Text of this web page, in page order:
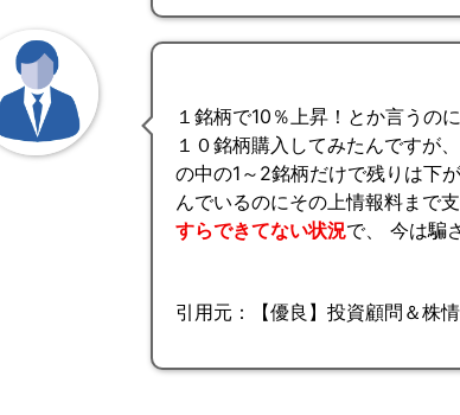
１銘柄で10％上昇！とか言うの
１０銘柄購入してみたんですが
の中の1～2銘柄だけで残りは下
んでいるのにその上情報料まで
すらできてない状況で、 今は騙
引用元：【優良】投資顧問＆株